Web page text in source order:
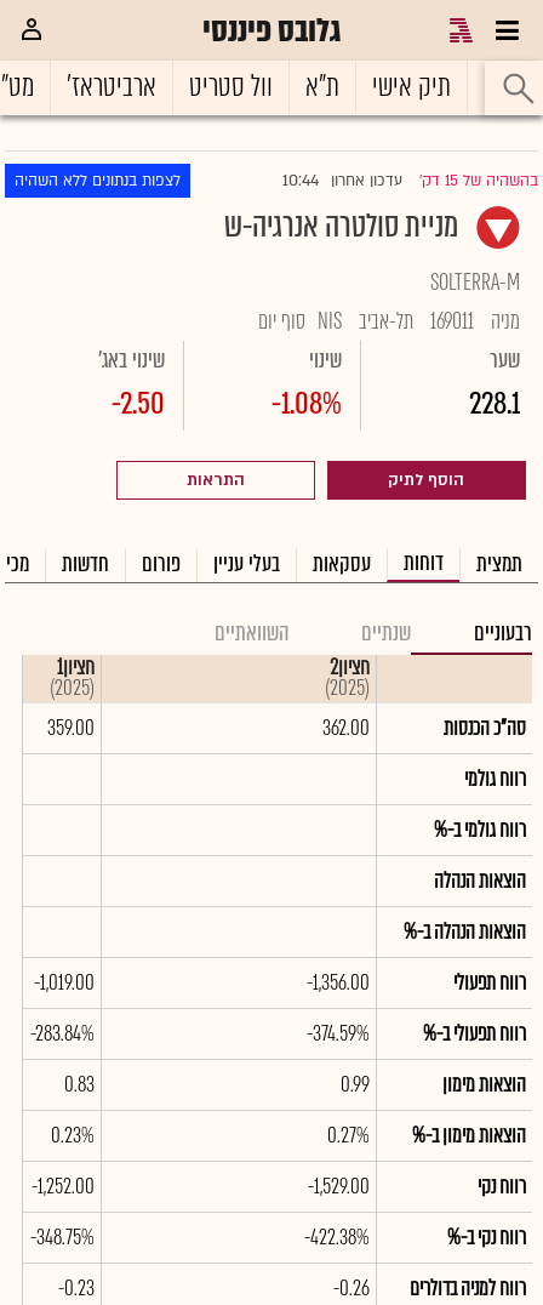
גלובס פיננסי
ראשי תיק אישי ת"א וול סטריט ארביטראז'
בהשהיה של 15 דק' |עדכון אחרון 10:44 לצפות בנתונים ללא השהיה
מניית סולטרה אנרגיה-ש
SOLTERRA-M
מניה 169011 תל-אביב NIS סוף יום
שער
228.1
שינוי
-1.08%
שינוי באג'
-2.50
הוסף לתיק התראות
תמצית דוחות עסקאות בעלי עניין פורום חדשות
רבעוניים שנתיים השוואתיים
חציון2
(2025)
חציון1
(2025)
סה"כ הכנסות
362.00
359.00
רווח גולמי
רווח גולמי ב-%
הוצאות הנהלה
הוצאות הנהלה ב-%
רווח תפעולי
-1,356.00
-1,019.00
רווח תפעולי ב-%
-374.59%
-283.84%
הוצאות מימון
0.99
0.83
הוצאות מימון ב-%
0.27%
0.23%
רווח נקי
-1,529.00
-1,252.00
רווח נקי ב-%
-422.38%
-348.75%
רווח למניה בדולרים
-0.26
-0.23